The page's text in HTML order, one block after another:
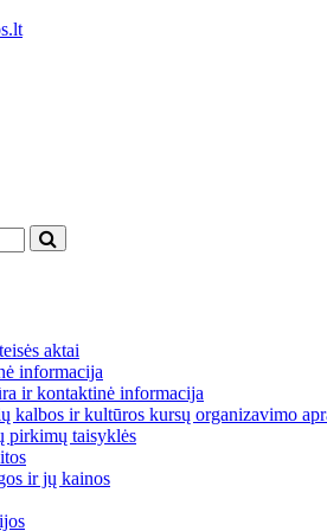
aktai
informacija
ir kontaktinė informacija
kalbos ir kultūros kursų organizavimo
pirkimų taisyklės
ir jų kainos